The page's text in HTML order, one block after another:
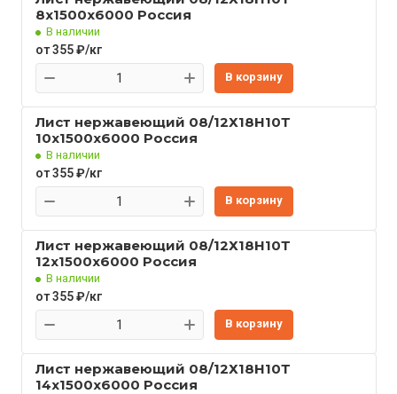
8x1500x6000 Россия
В наличии
от 355 ₽/кг
В корзину
Лист нержавеющий 08/12Х18Н10Т
10x1500x6000 Россия
В наличии
от 355 ₽/кг
В корзину
Лист нержавеющий 08/12Х18Н10Т
12x1500x6000 Россия
В наличии
от 355 ₽/кг
В корзину
Лист нержавеющий 08/12Х18Н10Т
14x1500x6000 Россия